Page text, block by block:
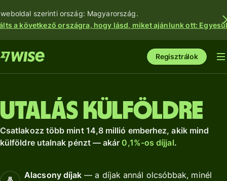
szerinti ország: Magyarország.
a következő országra, hogy lásd, miket ajánlunk ott:
Regisztrálok
Utalás külföldre
Csatlakozz több mint 14,8 millió emberhez, akik mind
külföldre utalnak pénzt — akár 0,1%-os díjjal.
Alacsony díjak — a díjak annál olcsóbbak, minél